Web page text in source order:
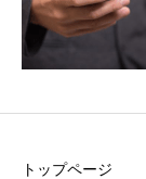
トップページ